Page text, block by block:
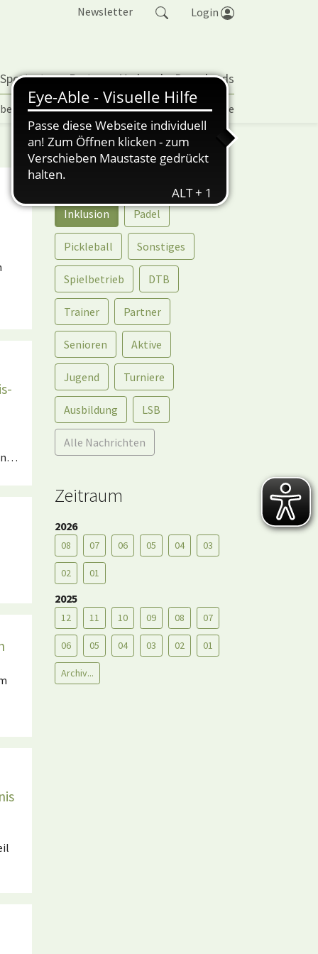
Newsletter Login
Partner Verband Downloads
| TORP Vereinspokal Turniere
Kategorien
Return
Inklusion Padel
Pickleball Sonstiges
Spielbetrieb DTB
Trainer Partner
Senioren Aktive
Jugend Turniere
Ausbildung LSB
Alle Nachrichten
Zeitraum
2026
08 07 06 05 04 03
02 01
2025
12 11 10 09 08 07
06 05 04 03 02 01
Archiv...